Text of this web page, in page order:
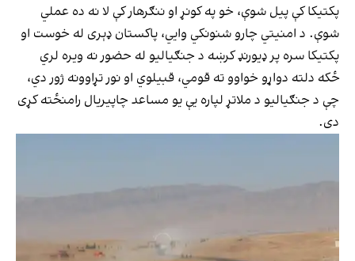
پکتیکا کې پیل شوې، خو په کونړ او ننګرهار کې لا نه ده عملي
شوې. د امنیتي چارو شنونکي وايي، پاکستان ډېری له خوست او
پکتیکا سره پر ډیورنډ کرښه د جنګیالیو له حضور نه ویره لري
ځکه دلته دواړو خواوو ته قومي، قبیلوي او نور تړاوونه ژور دي،
چې د جنګیالیو د ملاتړ لپاره یې یو مساعد چاپیریال رامنځته کړی
دی.